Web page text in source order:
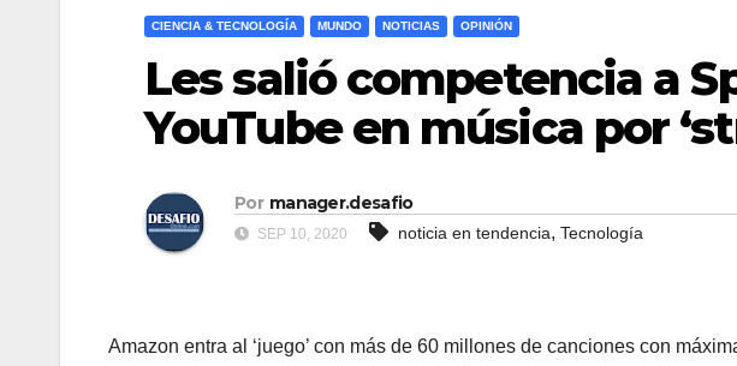
CIENCIA & TECNOLOGÍA MUNDO NOTICIAS OPINIÓN
Les salió competencia a
YouTube en música por
Por manager.desafio
SEP 10, 2020 noticia en tendencia, Tecnología
Amazon entra al ‘juego’ con más de 60 millones de canciones con